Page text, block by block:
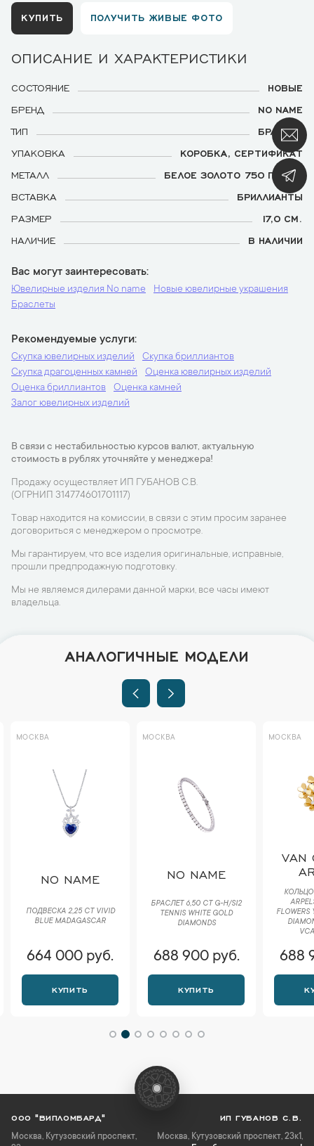
КУПИТЬ ПОЛУЧИТЬ ЖИВЫЕ ФОТО
ОПИСАНИЕ И ХАРАКТЕРИСТИКИ
СОСТОЯНИЕ
НОВЫЕ
БРЕНД
NO NAME
ТИП
БРАСЛЕТ
УПАКОВКА
КОРОБКА, СЕРТИФИКАТ
МЕТАЛЛ
БЕЛОЕ ЗОЛОТО 750 ПРОБЫ
ВСТАВКА
БРИЛЛИАНТЫ
РАЗМЕР
17,0 СМ.
НАЛИЧИЕ
В НАЛИЧИИ
Вас могут заинтересовать
Ювелирные изделия No name
Новые ювелирные украшения
Браслеты
Рекомендуемые услуги
Скупка ювелирных изделий
Скупка бриллиантов
Скупка драгоценных камней
Оценка ювелирных изделий
Оценка бриллиантов
Оценка камней
Залог ювелирных изделий
В связи с нестабильностью курсов валют, актуальную
стоимость в рублях уточняйте у менеджера!
Продажу осуществляет ИП ГУБАНОВ С.В.
(ОГРНИП 314774601701117)
Товар находится на комиссии, в связи с этим просим заранее
договориться с менеджером о просмотре.
Мы гарантируем, что все изделия оригинальные, исправные,
прошли предпродажную подготовку.
Мы не являемся дилерами данной марки, все часы имеют
владельца.
АНАЛОГИЧНЫЕ МОДЕЛИ
МОСКВА
NO NAME
ПОДВЕСКА 2,25 CT VIVID
BLUE MADAGASCAR
664 000 руб.
КУПИТЬ
МОСКВА
NO NAME
БРАСЛЕТ 6,50 CT G-H/SI2
TENNIS WHITE GOLD
DIAMONDS
688 900 руб.
КУПИТЬ
МОСКВА
VAN
КОЛЬЦО
FLOWERS
688
ООО "ВИПЛОМБАРД"
Москва, Кутузовский проспект,
ИП ГУБАНОВ С.В.
Москва, Кутузовский проспект, 23к1,